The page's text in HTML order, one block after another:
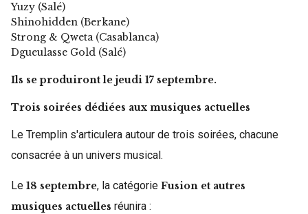
Yuzy (Salé)
Shinohidden (Berkane)
Strong & Qweta (Casablanca)
Dgueulasse Gold (Salé)
Ils se produirontle jeudi 17 septembre.
Trois soirées dédiées aux musiques actuelles
Le Tremplin s'articulera autour de trois soirées, chacune
consacrée à un univers musical.
Le 18 septembre, la catégorie Fusion et autres
musiques actuelles réunira :